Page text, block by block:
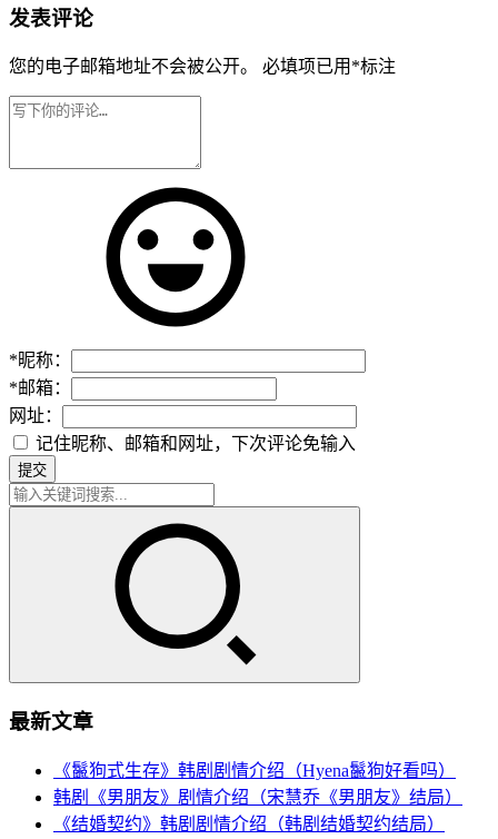
发表评论
您的电子邮箱地址不会被公开。 必填项已用 *标注
*昵称：
*邮箱：
网址：
记住昵称、邮箱和网址，下次评论免输入
提交
最新文章
《鬣狗式生存》韩剧剧情介绍（Hyena鬣狗好看吗）
韩剧《男朋友》剧情介绍（宋慧乔《男朋友》结局）
《结婚契约》韩剧剧情介绍（韩剧结婚契约结局）